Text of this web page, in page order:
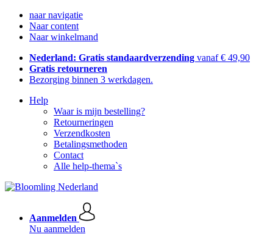
naar navigatie
Naar content
Naar winkelmand
Nederland: Gratis standaardverzending vanaf € 49,90
Gratis retourneren
Bezorging binnen 3 werkdagen.
Help
Waar is mijn bestelling?
Retourneringen
Verzendkosten
Betalingsmethoden
Contact
Alle help-thema`s
Aanmelden
Nu aanmelden